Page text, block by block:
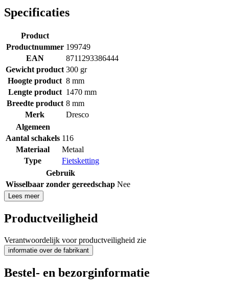
Specificaties
Product
Productnummer 199749
EAN
8711293386444
Gewicht product 300 gr
Hoogte product 8 mm
Lengte product 1470 mm
Breedte product 8 mm
Merk
Dresco
Algemeen
Aantal schakels 116
Materiaal
Metaal
Type
Fietsketting
Gebruik
Wisselbaar zonder gereedschap Nee
Lees meer
Productveiligheid
Verantwoordelijk voor productveiligheid zie
informatie over de fabrikant
Bestel- en bezorginformatie